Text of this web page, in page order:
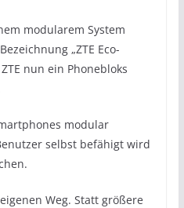
modularem System
„ZTE Eco-
nun ein Phonebloks
modular
selbst befähigt wird
Weg. Statt größere